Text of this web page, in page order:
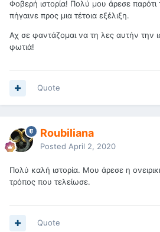
Φοβερή ιστορία! Πολύ μου άρεσε παρότι
πήγαινε προς μια τέτοια εξέλιξη.
Αχ σε φαντάζομαι να τη λες αυτήν την
φωτιά!
Quote
Roubiliana
Posted April 2, 2020
Πολύ καλή ιστορία. Μου άρεσε η
τρόπος που τελείωσε.
Quote